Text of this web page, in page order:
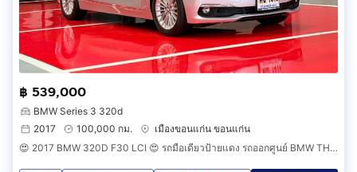
฿ 539,000
BMW Series 3 320d
2017
100,000 กม.
เมืองขอนแก่น ขอนแก่น
😍 2017 BMW 320D F30 LCI 😍 รถมือเดียวป้ายแดง รถออกศูนย์ BMW THAILAND รถวิ่งน้อย เข้าศูนย์ทุกระยะ รถไม่เคยมีอุบัติเหตุครับ